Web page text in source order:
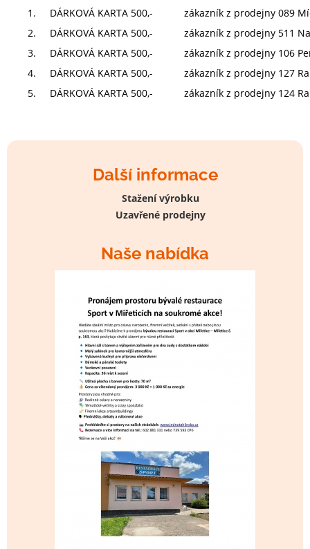
Další informace
Stažení výrobku
Uzavřené prodejny
Naše nabídka
1.
DÁRKOVÁ KARTA 500,-
zákazník z prodejny 089
2.
DÁRKOVÁ KARTA 500,-
zákazník z prodejny 511
3.
DÁRKOVÁ KARTA 500,-
zákazník z prodejny 106
4.
DÁRKOVÁ KARTA 500,-
zákazník z prodejny 127
5.
DÁRKOVÁ KARTA 500,- zákazník z prodejny 124